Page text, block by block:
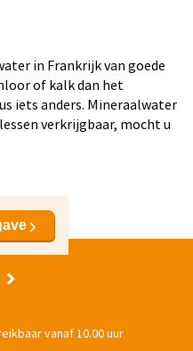
in Frankrijk van goede
of kalk dan het
iets anders. Mineraalwater
verkrijgbaar, mocht u
vanaf 10.00 uur